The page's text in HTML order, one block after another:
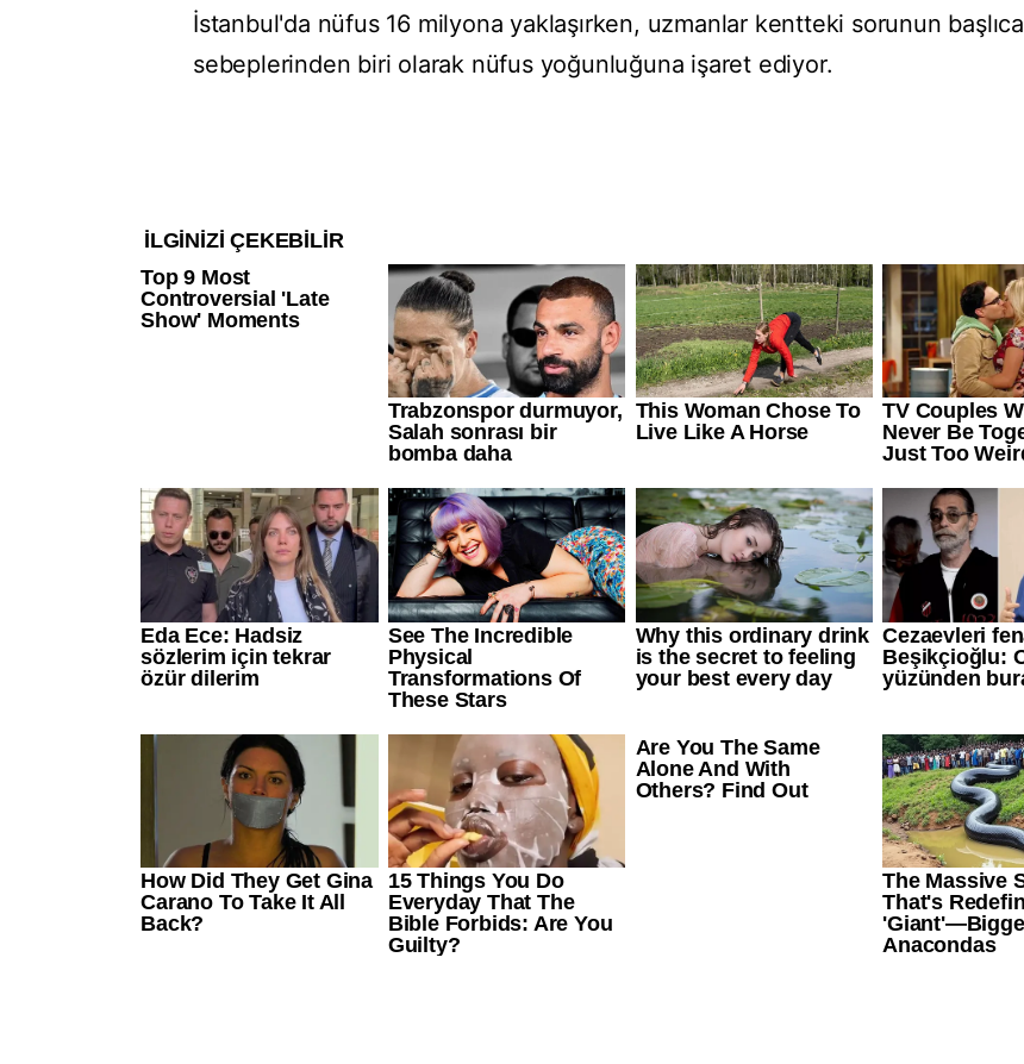
İstanbul'da nüfus 16 milyona yaklaşırken, uzmanlar kentteki sorunun başlıca
sebeplerinden biri olarak nüfus yoğunluğuna işaret ediyor.